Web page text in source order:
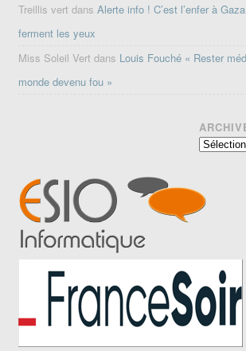
Treillis vert dansAlerte info ! C’est l’enfer à
ferment les yeux
Miss Soleil Vert dans Louis Fouché « Rester
monde devenu fou »
Archives